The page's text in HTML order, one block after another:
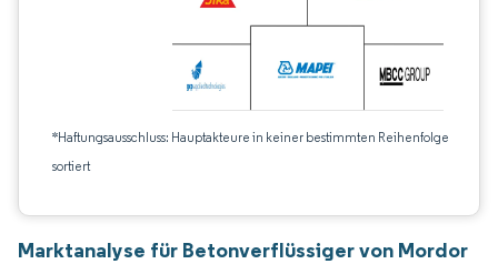
*Haftungsausschluss: Hauptakteure in keiner bestimmten Reihenfolge
sortiert
Marktanalyse für Betonverflüssiger von Mordor